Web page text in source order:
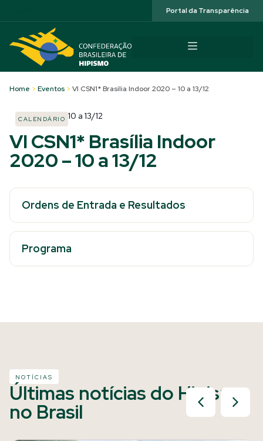
Portal da Transparência
Home > Eventos > VI CSN1* Brasília Indoor 2020 – 10 a 13/12
CALENDÁRIO 10 a 13/12
VI CSN1* Brasília Indoor
2020 – 10 a 13/12
Ordens de Entrada e Resultados
Programa
NOTÍCIAS
Últimas notícias do Hipismo
no Brasil